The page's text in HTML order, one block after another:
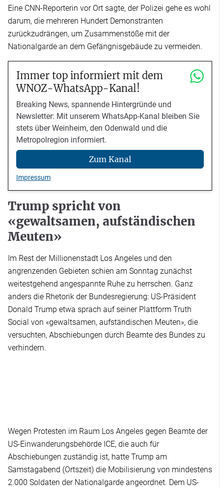
Eine CNN-Reporterin vor Ort sagte, der Polizei gehe es wohl
darum, die mehreren Hundert Demonstranten
zurückzudrängen, um Zusammenstöße mit der
Nationalgarde an dem Gefängnisgebäude zu vermeiden.
Immer top informiert mit dem
WNOZ-WhatsApp-Kanal!
Breaking News, spannende Hintergründe und
Newsletter: Mit unserem WhatsApp-Kanal bleiben Sie
stets über Weinheim, den Odenwald und die
Metropolregion informiert.
Zum Kanal
Impressum
Trump spricht von
«gewaltsamen, aufständischen
Meuten»
Im Rest der Millionenstadt Los Angeles und den
angrenzenden Gebieten schien am Sonntag zunächst
weitestgehend angespannte Ruhe zu herrschen. Ganz
anders die Rhetorik der Bundesregierung: US-Präsident
Donald Trump etwa sprach auf seiner Plattform Truth
Social von «gewaltsamen, aufständischen Meuten», die
versuchten, Abschiebungen durch Beamte des Bundes zu
verhindern.
Wegen Protesten im Raum Los Angeles gegen Beamte der
US-Einwanderungsbehörde ICE, die auch für
Abschiebungen zuständig ist, hatte Trump am
Samstagabend (Ortszeit) die Mobilisierung von mindestens
2.000 Soldaten der Nationalgarde angeordnet. Dem US-